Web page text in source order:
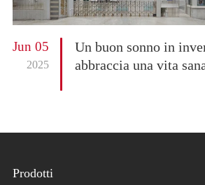
Jun 05
2025
Un buon sonno in
abbraccia una vita
Prodotti